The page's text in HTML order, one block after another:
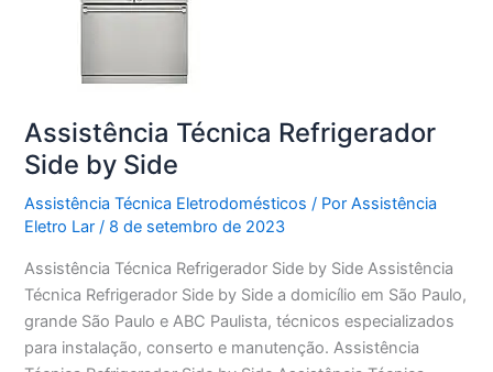
Assistência Técnica Refrigerador
Side by Side
Assistência Técnica Eletrodomésticos / PorAssistência
Eletro Lar/ 8 de setembro de 2023
Assistência Técnica Refrigerador Side by Side Assistência
Técnica Refrigerador Side by Side a domicílio em São Paulo,
grande São Paulo e ABC Paulista, técnicos especializados
para instalação, conserto e manutenção. Assistência